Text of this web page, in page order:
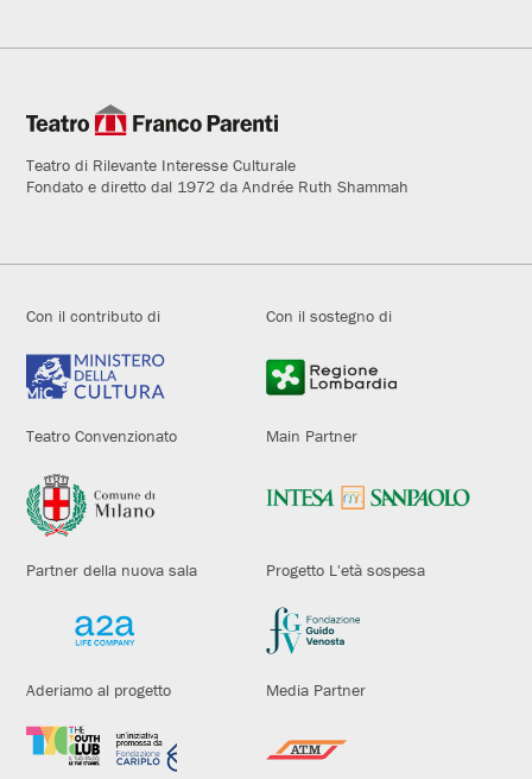
Teatro di Rilevante Interesse Culturale
Fondato e diretto dal 1972 da Andrée Ruth Shammah
Con il contributo di Con il sostegno di
Teatro Convenzionato Main Partner
Partner della nuova sala Progetto L'età sospesa
Aderiamo al progetto Media Partner